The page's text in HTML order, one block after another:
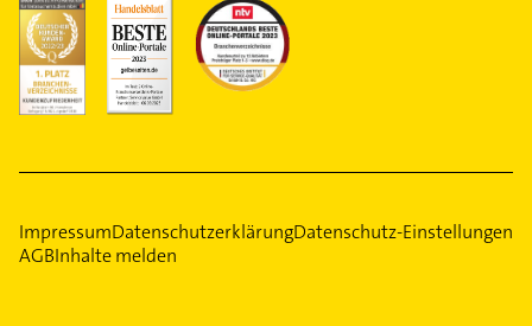
ImpressumDatenschutzerklärungDatenschutz-Einstellungen
AGBInhalte melden